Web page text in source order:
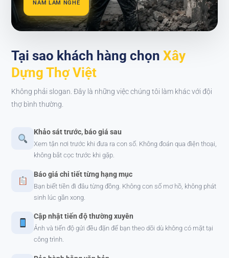
NĂM LÀM NGHỀ
Tại sao khách hàng chọnXây
Dựng Thợ Việt
Không phải slogan. Đây là những việc chúng tôi làm khác với đội
thợ bình thường.
Khảo sát trước, báo giá sau
Xem tận nơi trước khi đưa ra con số. Không đoán qua điện thoại,
không bắt cọc trước khi gặp.
Báo giá chi tiết từng hạng mục
Bạn biết tiền đi đâu từng đồng. Không con số mơ hồ, không phát
sinh lúc gần xong.
Cập nhật tiến độ thường xuyên
Ảnh và tiến độ gửi đều đặn để bạn theo dõi dù không có mặt tại
công trình.